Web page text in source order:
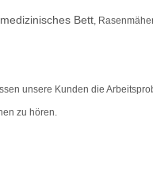
Bett,
unsere Kunden die
zu hören.